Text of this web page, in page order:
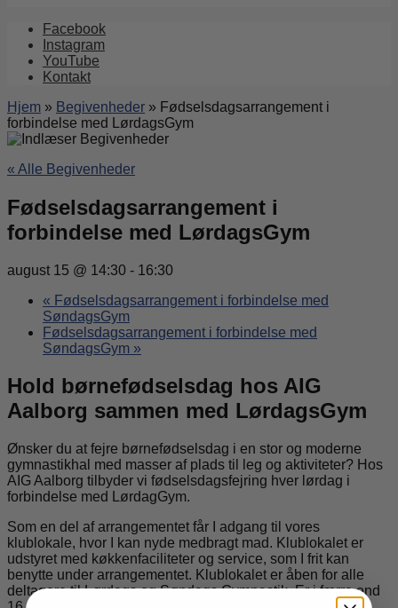
Facebook
Instagram
YouTube
Kontakt
Hjem » Begivenheder » Fødselsdagsarrangement i
forbindelse med LørdagsGym
« Alle Begivenheder
Fødselsdagsarrangement i
forbindelse med LørdagsGym
august 15 @ 14:30 - 16:30
« Fødselsdagsarrangement i forbindelse med
SøndagsGym
Fødselsdagsarrangement i forbindelse med
SøndagsGym »
Hold børnefødselsdag hos AIG
Aalborg sammen med LørdagsGym
Ønsker du at fejre børnefødselsdag i en stor og moderne
gymnastikhal med masser af plads til leg og aktiviteter? Hos
AIG Aalborg tilbyder vi fødselsdagsfejring hver lørdag i
forbindelse med LørdagGym.
Som en del af arrangementet får I adgang til vores
klublokale, hvor I kan nyde medbragt mad. Klublokalet er
udstyret med køkkenfaciliteter og service, som I frit kan
benytte under arrangementet. Klublokalet er åben for alle
deltagere til Lørdags og Søndags Gymnastik. Er i færre end